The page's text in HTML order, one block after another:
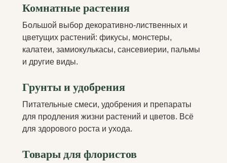
Комнатные растения
Большой выбор декоративно-лиственных и
цветущих растений: фикусы, монстеры,
калатеи, замиокулькасы, сансевиерии, пальмы
и другие виды.
Грунты и удобрения
Питательные смеси, удобрения и препараты
для продления жизни растений и цветов. Всё
для здорового роста и ухода.
Товары для флористов